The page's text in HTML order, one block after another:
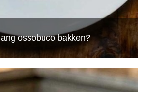
ossobuco bakken?